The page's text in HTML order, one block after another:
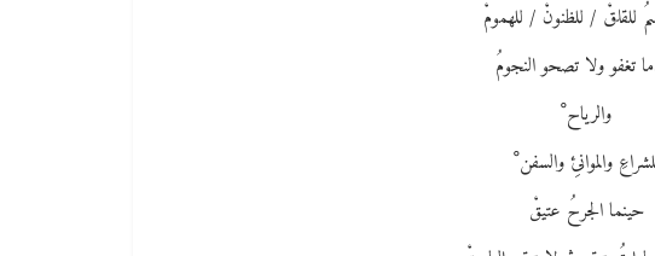
للقلقْ / للظنونْ / للهمومْ
تغفو ولا تصحو النجومُ
والرياح ْ
والموانئِ والسفن
حينما الجرحُ عتيقْ